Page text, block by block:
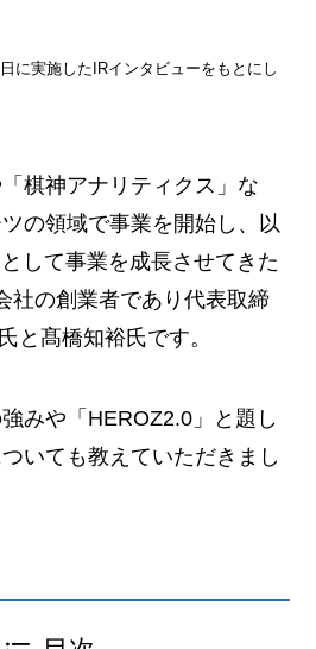
に実施したIRインタビューをもとにし
「棋神アナリティクス」な
の領域で事業を開始し、以
して事業を成長させてきた
社の創業者であり代表取締
と髙橋知裕氏です。
みや「HEROZ2.0」と題し
いても教えていただきまし